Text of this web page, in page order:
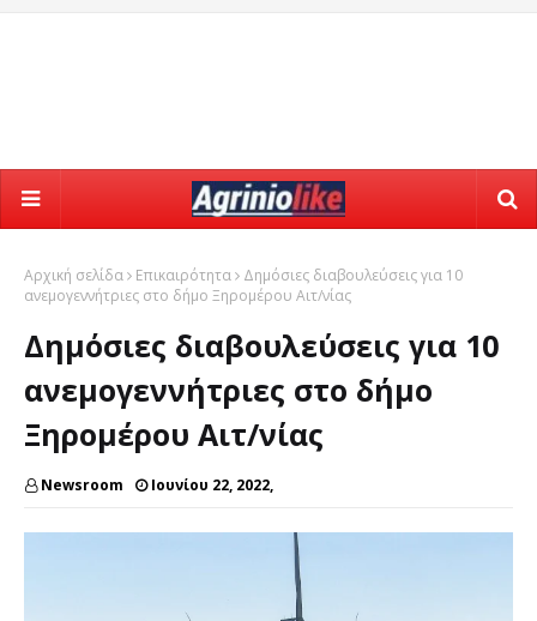
Αρχική σελίδα Επικαιρότητα
Δημόσιες διαβουλεύσεις για 10
ανεμογεννήτριες στο δήμο Ξηρομέρου Αιτ/νίας
Δημόσιες διαβουλεύσεις για 10
ανεμογεννήτριες στο δήμο
Ξηρομέρου Αιτ/νίας
Newsroom Ιουνίου 22, 2022,